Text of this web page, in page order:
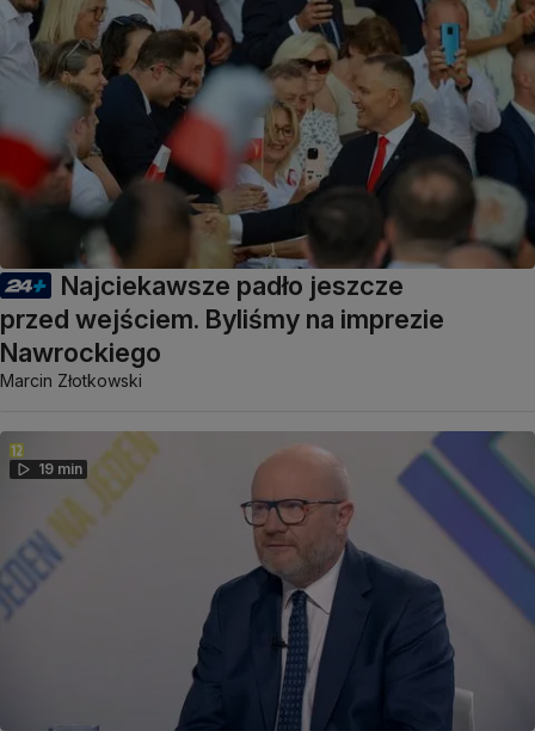
Najciekawsze padło jeszcze
przed wejściem. Byliśmy na imprezie
Nawrockiego
Marcin Złotkowski
19 min